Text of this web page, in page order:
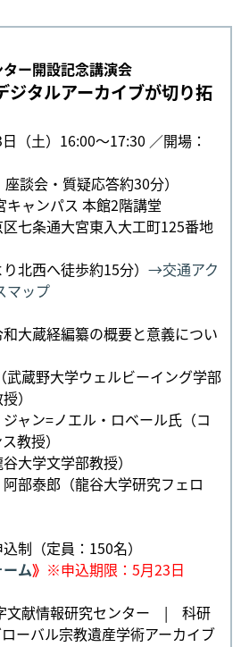
ー開設記念講演会
ジタルアーカイブが切り拓
（土）16:00〜17:30 ／開場：
会・質疑応答約30分）
キャンパス 本館2階講堂
七条通大宮東入大工町125番地
へ徒歩約15分） →交通アク
マップ
大蔵経編纂の概要と意義につい
武蔵野大学ウェルビーイング学部
）
ャン=ノエル・ロベール氏（コ
教授）
大学文学部教授）
部泰郎（龍谷大学研究フェロ
制（定員：150名）
ム》 ※申込期限：5月23日
文献情報研究センター | 科研
ーバル宗教遺産学術アーカイブ